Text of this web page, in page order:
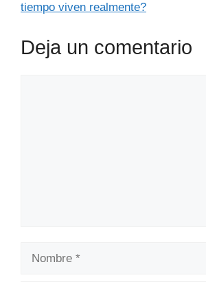
tiempo viven realmente?
Deja un comentario
Nombre